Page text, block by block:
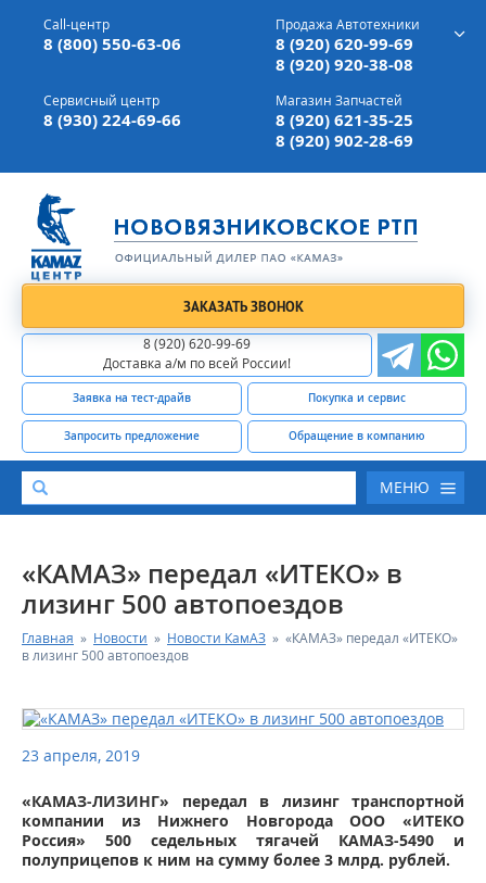
г. Вязники,ул. Механизаторов, д 90
Доставка а/м,по всей России
Call-центр
8 (800) 550-63-06
Продажа Автотехники
8 (920) 620-99-69
8 (920) 920-38-08
Сервисный центр
8 (930) 224-69-66
Магазин Запчастей
8 (920) 621-35-25
8 (920) 902-28-69
ЗАКАЗАТЬ ЗВОНОК
8 (920) 620-99-69
Доставка а/м по всей России!
Заявка на тест-драйв Покупка и сервис
Запросить предложение Обращение в компанию
МЕНЮ
КАТАЛОГ АВТОТЕХНИКИ
ЗАПАСНЫЕ ЧАСТИ
ФИНАНСОВЫЙ СЕРВИС
«КАМАЗ» передал «ИТЕКО» в
лизинг 500 автопоездов
Главная » Новости » Новости КамАЗ » «КАМАЗ» передал «ИТЕКО»
в лизинг 500 автопоездов
23 апреля, 2019
«КАМАЗ-ЛИЗИНГ» передал в лизингтранспортной
компании из Нижнего НовгородаООО «ИТЕКО
Россия» 500 седельных тягачей КАМАЗ-5490 и
полуприцепов к ним на сумму более 3 млрд. рублей.